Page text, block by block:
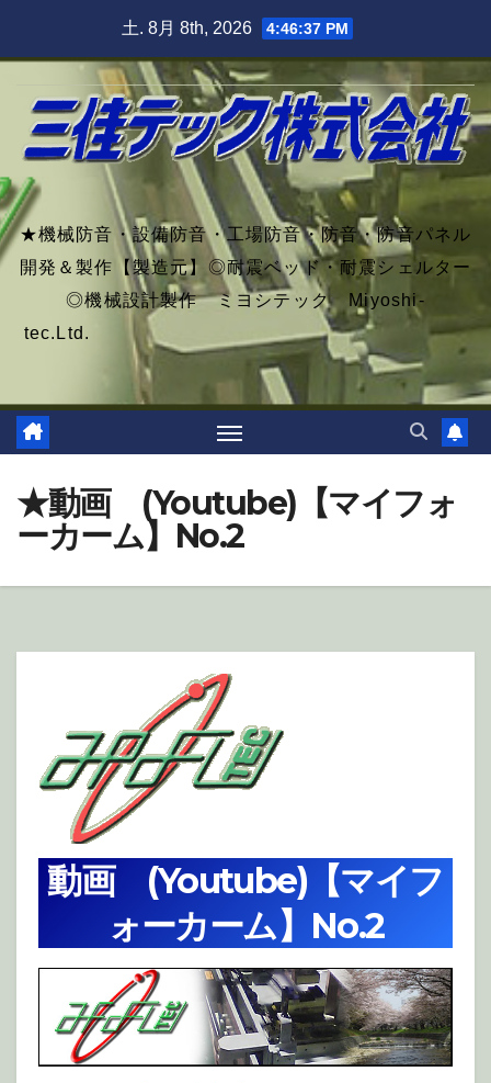
土. 8月 8th, 2026 4:46:39 PM
★機械防音・設備防音・工場防音・防音・防音パネル
開発＆製作【製造元】◎耐震ベッド・耐震シェルター
◎機械設計製作 ミヨシテック Miyoshi-
tec.Ltd.
★動画 (Youtube)【マイフォ
ーカーム】No.2
動画 (Youtube)【マイフ
ォーカーム】No.2